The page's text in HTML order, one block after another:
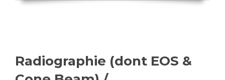
Radiographie (dont EOS &